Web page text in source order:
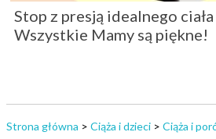
Stop z presją idealnego
Wszystkie Mamy są piękne!
Strona główna > Ciąża i dzieci > Ciąża i